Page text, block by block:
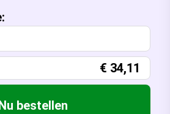
€ 34,11
bestellen